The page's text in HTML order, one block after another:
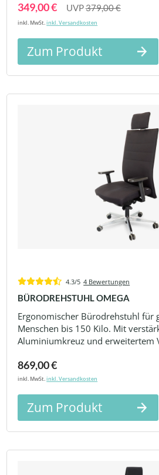
349,00 € UVP379,00 €
inkl. MwSt.inkl. Versandkosten
Zum Produkt
4.3/5 4 Bewertungen
BÜRODREHSTUHL OMEGA
Ergonomischer Bürodrehstuhl für
Menschen bis 150 Kilo. Mit
Aluminiumkreuz und erweitertem
869,00 €
inkl. MwSt.inkl. Versandkosten
Zum Produkt